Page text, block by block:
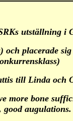
utställning i
placerade
till Linda och
more bone
good augulations.